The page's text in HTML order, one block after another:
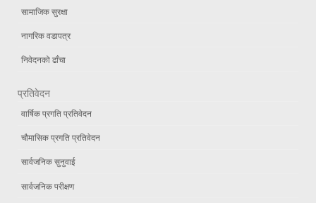
सामाजिक सुरक्षा
नागरिक वडापत्र
निवेदनको ढाँचा
प्रतिवेदन
वार्षिक प्रगति प्रतिवेदन
चौमासिक प्रगति प्रतिवेदन
सार्वजनिक सुनुवाई
सार्वजनिक परीक्षण